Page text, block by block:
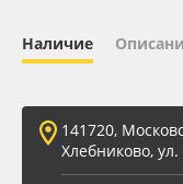
Вспененный ПВХ
Баннер
Заготовки для
Наличие
141720,
Хлебниково,